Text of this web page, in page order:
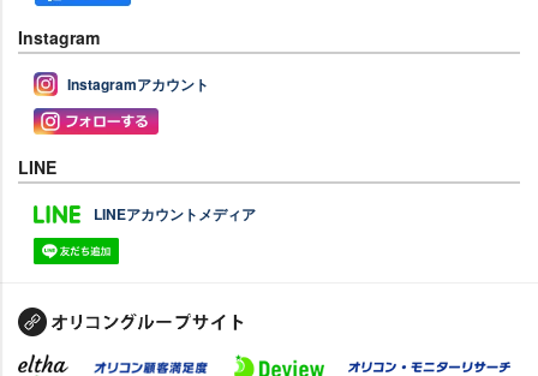
Instagram
Instagramアカウント
LINE
LINEアカウントメディア